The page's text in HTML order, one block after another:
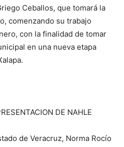
Ceballos, que tomará la
comenzando su trabajo
con la finalidad de tomar
en una nueva etapa
DE NAHLE
de Veracruz, Norma Rocío